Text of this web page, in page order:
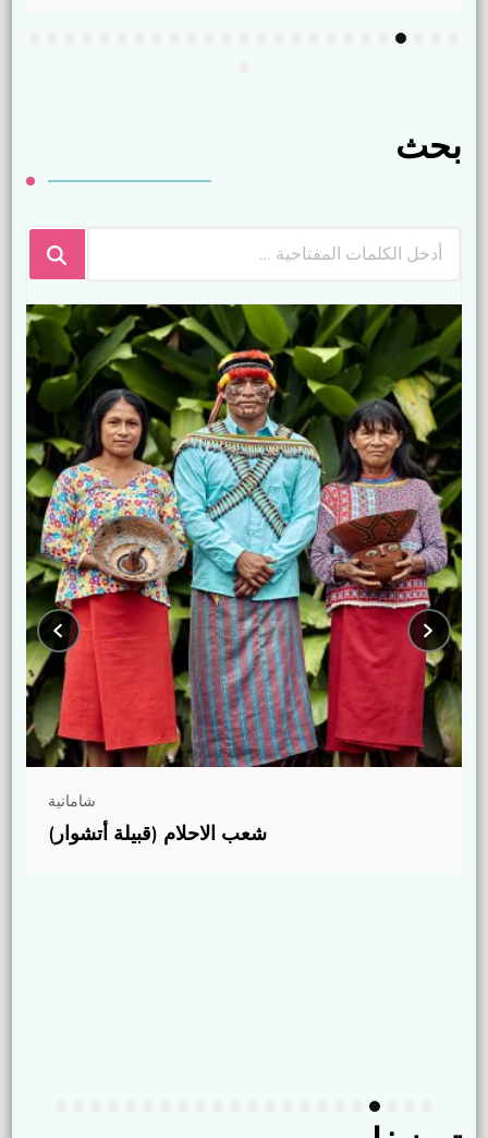
بحث
هل
عن
شيء
ما؟
شامانية
شعب الاحلام (قبيلة أتشوار)